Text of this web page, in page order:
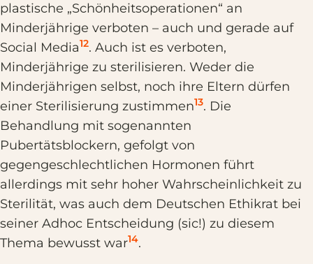
plastische „Schönheitsoperationen“ an
Minderjährige verboten – auch und gerade auf
Social Media12. Auch ist es verboten,
Minderjährige zu sterilisieren. Weder die
Minderjährigen selbst, noch ihre Eltern dürfen
einer Sterilisierung zustimmen13. Die
Behandlung mit sogenannten
Pubertätsblockern, gefolgt von
gegengeschlechtlichen Hormonen führt
allerdings mit sehr hoher Wahrscheinlichkeit zu
Sterilität, was auch dem Deutschen Ethikrat bei
seiner Adhoc Entscheidung (sic!) zu diesem
Thema bewusst war14.